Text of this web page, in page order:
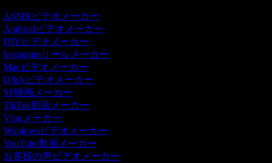
ASMRビデオメーカー
Androidビデオメーカー
DIYビデオメーカー
Instagramリールメーカー
Macビデオメーカー
Q&Aビデオメーカー
SF映画メーカー
TikTok動画メーカー
Vlogメーカー
Windowsビデオメーカー
YouTube動画メーカー
お客様の声ビデオメーカー